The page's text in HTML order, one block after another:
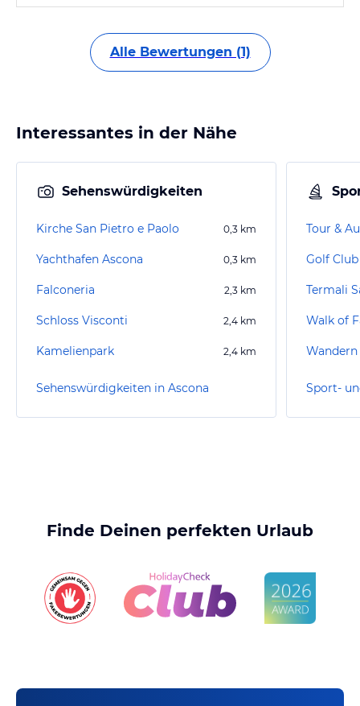
Alle Bewertungen (1)
Interessantes in der Nähe
Sehenswürdigkeiten
Kirche San Pietro e Paolo 0,3 km
Yachthafen Ascona 0,3 km
Falconeria 2,3 km
Schloss Visconti 2,4 km
Kamelienpark 2,4 km
Sehenswürdigkeiten in Ascona
Tour &
Golf
Termali
Walk of
Sport-
Finde Deinen perfekten Urlaub